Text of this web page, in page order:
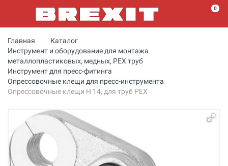
0
Главная
Каталог
Инструмент и оборудование для монтажа
металлопластиковых, медных, PEX труб
Инструмент для пресс-фитинга
Опрессовочные клещи для пресс-инструмента
Опрессовочные клещи Н 14, для труб PEX